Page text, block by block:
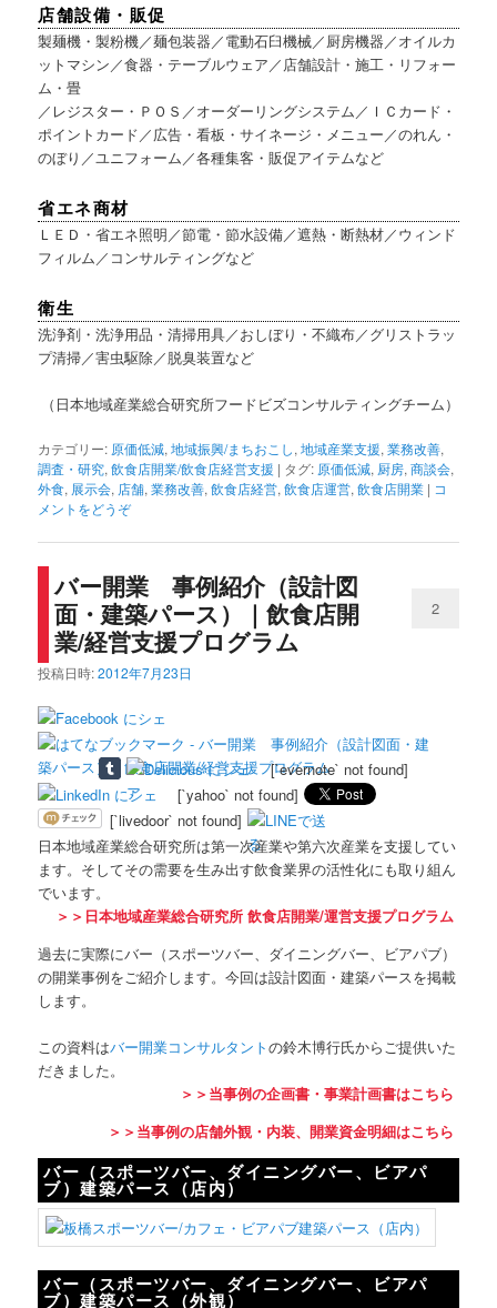
店舗設備・販促
製麺機・製粉機／麺包装器／電動石臼機械／厨房機器／オイルカ
ットマシン／食器・テーブルウェア／店舗設計・施工・リフォー
ム・畳
／レジスター・ＰＯＳ／オーダーリングシステム／ＩＣカード・
ポイントカード／広告・看板・サイネージ・メニュー／のれん・
のぼり／ユニフォーム／各種集客・販促アイテムなど
省エネ商材
ＬＥＤ・省エネ照明／節電・節水設備／遮熱・断熱材／ウィンド
フィルム／コンサルティングなど
衛生
洗浄剤・洗浄用品・清掃用具／おしぼり・不織布／グリストラッ
プ清掃／害虫駆除／脱臭装置など
（日本地域産業総合研究所フードビズコンサルティングチーム）
カテゴリー: 原価低減,地域振興/まちおこし,地域産業支援,業務改善,
調査・研究,飲食店開業/飲食店経営支援 | タグ: 原価低減, 厨房,商談会,
外食, 展示会, 店舗,業務改善,飲食店経営,飲食店運営,飲食店開業 | コ
メントをどうぞ
バー開業 事例紹介（設計図
面・建築パース）｜飲食店開
業/経営支援プログラム
投稿日時:2012年7月23日
2
[`evernote` not found]
[`yahoo` not found]
[`livedoor` not found]
日本地域産業総合研究所は第一次産業や第六次産業を支援してい
ます。そしてその需要を生み出す飲食業界の活性化にも取り組ん
でいます。
＞＞日本地域産業総合研究所 飲食店開業/運営支援プログラム
過去に実際にバー（スポーツバー、ダイニングバー、ビアパブ）
の開業事例をご紹介します。今回は設計図面・建築パースを掲載
します。
この資料はバー開業コンサルタントの鈴木博行氏からご提供いた
だきました。
＞＞当事例の企画書・事業計画書はこちら
＞＞当事例の店舗外観・内装、開業資金明細はこちら
バー（スポーツバー、ダイニングバー、ビアパ
ブ）建築パース（店内）
バー（スポーツバー、ダイニングバー、ビアパ
ブ）建築パース（外観）